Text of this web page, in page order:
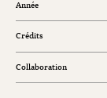
Année
Crédits
Collaboration